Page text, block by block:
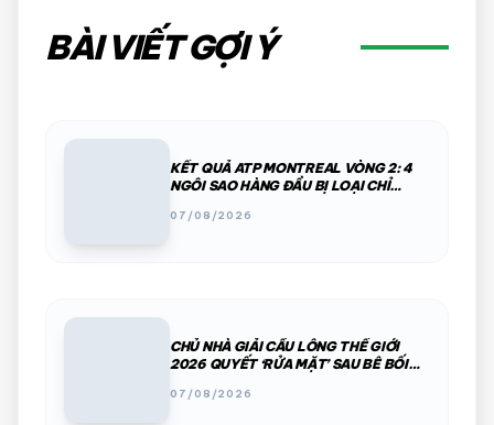
BÀI VIẾT GỢI Ý
KẾT QUẢ ATP MONTREAL VÒNG 2: 4
NGÔI SAO HÀNG ĐẦU BỊ LOẠI CHỈ
07/08/2026
CHỦ NHÀ GIẢI CẦU LÔNG THẾ GIỚI
2026 QUYẾT ‘RỬA MẶT’ SAU BÊ BỐI
07/08/2026